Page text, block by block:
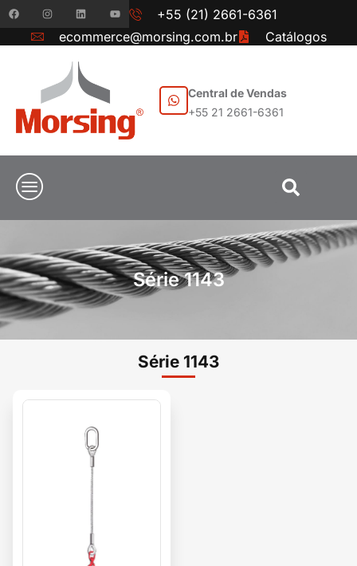
+55 (21) 2661-6361
ecommerce@morsing.com.br
Catálogos
Central de Vendas
+55 21 2661-6361
Série 1143
Série 1143